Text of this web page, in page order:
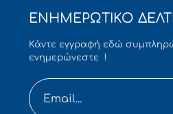
ΕΝΗΜΕΡΩΤΙΚΟ
Κάντε εγγραφή εδώ
ενημερώνεστε !